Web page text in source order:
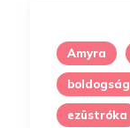
Amyra
boldogság
ezüstróka